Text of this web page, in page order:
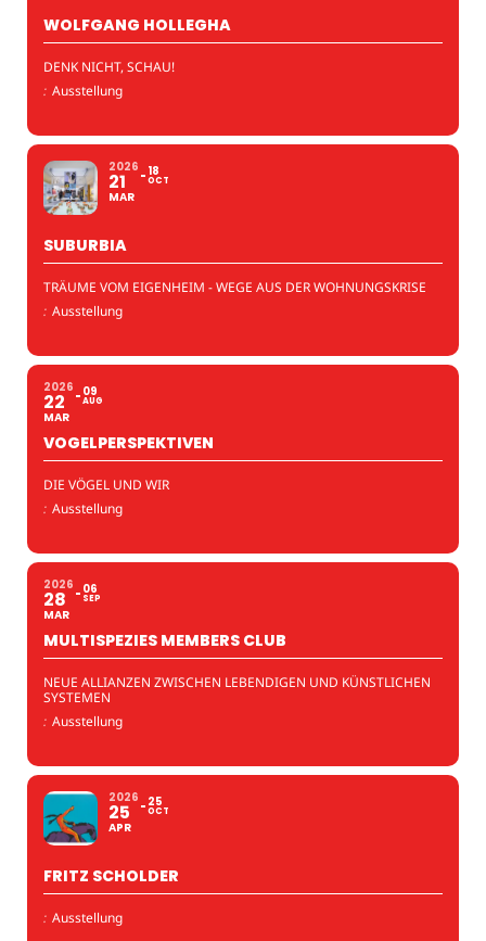
WOLFGANG HOLLEGHA
DENK NICHT, SCHAU!
: Ausstellung
2026
21
MAR
18
OCT
SUBURBIA
TRÄUME VOM EIGENHEIM - WEGE AUS DER WOHNUNGSKRISE
: Ausstellung
2026
22
MAR
09
AUG
VOGELPERSPEKTIVEN
DIE VÖGEL UND WIR
: Ausstellung
2026
28
MAR
06
SEP
MULTISPEZIES MEMBERS CLUB
NEUE ALLIANZEN ZWISCHEN LEBENDIGEN UND KÜNSTLICHEN
SYSTEMEN
: Ausstellung
2026
25
APR
25
OCT
FRITZ SCHOLDER
: Ausstellung